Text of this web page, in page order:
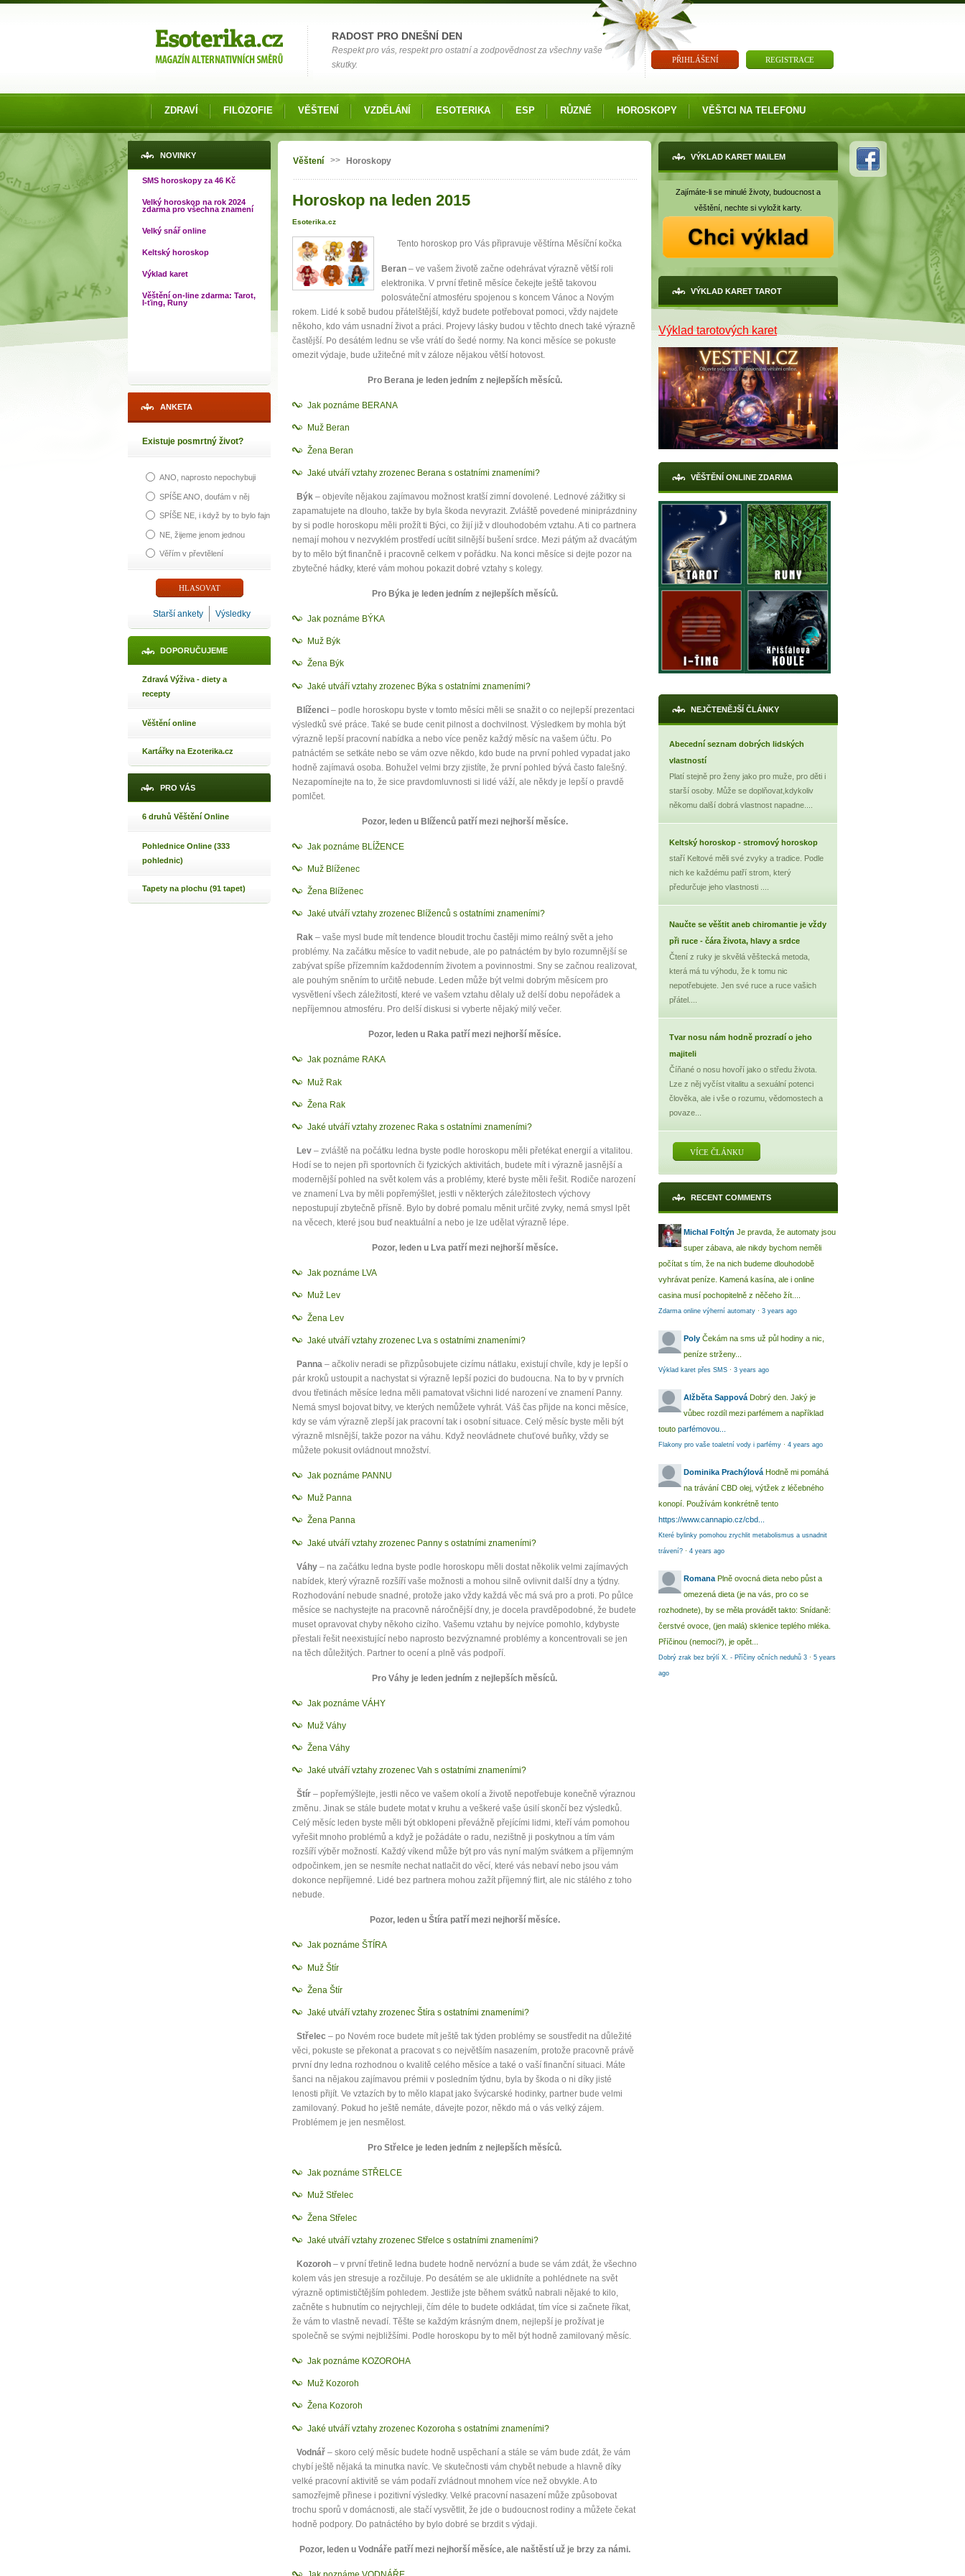
10 tipů pro zdravý a
plnohodnotný život
... všechny tipy zdarma.
Máte pocit, že jste unaveni hned jak ráno vstanete?
Nemusí to tak být - ZJISTĚTE ZDARMA!
Jak mít více energie každý den
Jak vnést do života rovnováhu
Jak být šťastnější
X
RADOST PRO DNEŠNÍ DEN
Respekt pro vás, respekt pro ostatní a zodpovědnost za všechny vaše
skutky.
PŘIHLÁŠENÍ REGISTRACE
ZDRAVÍ FILOZOFIE VĚŠTENÍ VZDĚLÁNÍ ESOTERIKA ESP RŮZNÉ HOROSKOPY VĚŠTCI NA TELEFONU
NOVINKY
SMS horoskopy za 46 Kč
Velký horoskop na rok 2024
zdarma pro všechna znamení
Velký snář online
Keltský horoskop
Výklad karet
Věštění on-line zdarma: Tarot,
I-ťing, Runy
ANKETA
Existuje posmrtný život?
ANO, naprosto nepochybuji
SPÍŠE ANO, doufám v něj
SPÍŠE NE, i když by to bylo fajn
NE, žijeme jenom jednou
Věřím v převtělení
Starší ankety Výsledky
DOPORUČUJEME
Zdravá Výživa - diety a
recepty
Věštění online
Kartářky na Ezoterika.cz
PRO VÁS
6 druhů Věštění Online
Pohlednice Online (333
pohlednic)
Tapety na plochu (91 tapet)
Jste zde
Věštení >> Horoskopy
Horoskop na leden 2015
Esoterika.cz
Tento horoskop pro Vás připravuje věštírna Měsíční kočka
Beran – ve vašem životě začne odehrávat výrazně větší roli
elektronika. V první třetině měsíce čekejte ještě takovou
polosváteční atmosféru spojenou s koncem Vánoc a Novým
rokem. Lidé k sobě budou přátelštější, když budete potřebovat pomoci, vždy najdete
někoho, kdo vám usnadní život a práci. Projevy lásky budou v těchto dnech také výrazně
častější. Po desátém lednu se vše vrátí do šedé normy. Na konci měsíce se pokuste
omezit výdaje, bude užitečné mít v záloze nějakou větší hotovost.
Pro Berana je leden jedním z nejlepších měsíců.
Jak poznáme BERANA
Muž Beran
Žena Beran
Jaké utváří vztahy zrozenec Berana s ostatními znameními?
Býk – objevíte nějakou zajímavou možnost kratší zimní dovolené. Lednové zážitky si
zapamatujete na dlouho, takže by byla škoda nevyrazit. Zvláště povedené miniprázdniny
by si podle horoskopu měli prožít ti Býci, co žijí již v dlouhodobém vztahu. A ti co partnera
nemají mohou v nezvyklém prostředí ucítit silnější bušení srdce. Mezi pátým až dvacátým
by to mělo být finančně i pracovně celkem v pořádku. Na konci měsíce si dejte pozor na
zbytečné hádky, které vám mohou pokazit dobré vztahy s kolegy.
Pro Býka je leden jedním z nejlepších měsíců.
Jak poznáme BÝKA
Muž Býk
Žena Býk
Jaké utváří vztahy zrozenec Býka s ostatními znameními?
Blíženci – podle horoskopu byste v tomto měsíci měli se snažit o co nejlepší prezentaci
výsledků své práce. Také se bude cenit pilnost a dochvilnost. Výsledkem by mohla být
výrazně lepší pracovní nabídka a nebo více peněz každý měsíc na vašem účtu. Po
patnáctém se setkáte nebo se vám ozve někdo, kdo bude na první pohled vypadat jako
hodně zajímavá osoba. Bohužel velmi brzy zjistíte, že první pohled bývá často falešný.
Nezapomínejte na to, že sice pravdomluvnosti si lidé váží, ale někdy je lepší o pravdě
pomlčet.
Pozor, leden u Blíženců patří mezi nejhorší měsíce.
Jak poznáme BLÍŽENCE
Muž Blíženec
Žena Blíženec
Jaké utváří vztahy zrozenec Blíženců s ostatními znameními?
Rak – vaše mysl bude mít tendence bloudit trochu častěji mimo reálný svět a jeho
problémy. Na začátku měsíce to vadit nebude, ale po patnáctém by bylo rozumnější se
zabývat spíše přízemním každodenním životem a povinnostmi. Sny se začnou realizovat,
ale pouhým sněním to určitě nebude. Leden může být velmi dobrým měsícem pro
vysvětlení všech záležitostí, které ve vašem vztahu dělaly už delší dobu nepořádek a
nepříjemnou atmosféru. Pro delší diskusi si vyberte nějaký milý večer.
Pozor, leden u Raka patří mezi nejhorší měsíce.
Jak poznáme RAKA
Muž Rak
Žena Rak
Jaké utváří vztahy zrozenec Raka s ostatními znameními?
Lev – zvláště na počátku ledna byste podle horoskopu měli přetékat energií a vitalitou.
Hodí se to nejen při sportovních či fyzických aktivitách, budete mít i výrazně jasnější a
modernější pohled na svět kolem vás a problémy, které byste měli řešit. Rodiče narození
ve znamení Lva by měli popřemýšlet, jestli v některých záležitostech výchovy
nepostupují zbytečně přísně. Bylo by dobré pomalu měnit určité zvyky, nemá smysl lpět
na věcech, které jsou buď neaktuální a nebo je lze udělat výrazně lépe.
Pozor, leden u Lva patří mezi nejhorší měsíce.
Jak poznáme LVA
Muž Lev
Žena Lev
Jaké utváří vztahy zrozenec Lva s ostatními znameními?
Panna – ačkoliv neradi se přizpůsobujete cizímu nátlaku, existují chvíle, kdy je lepší o
pár kroků ustoupit a nachystat si výrazně lepší pozici do budoucna. Na to by v prvních
dvou třetinách měsíce ledna měli pamatovat všichni lidé narození ve znamení Panny.
Nemá smysl bojovat bitvy, ve kterých nemůžete vyhrát. Váš čas přijde na konci měsíce,
kdy se vám výrazně zlepší jak pracovní tak i osobní situace. Celý měsíc byste měli být
výrazně mlsnější, takže pozor na váhu. Když neovládnete chuťové buňky, vždy se
můžete pokusit ovládnout množství.
Jak poznáme PANNU
Muž Panna
Žena Panna
Jaké utváří vztahy zrozenec Panny s ostatními znameními?
Váhy – na začátku ledna byste podle horoskopu měli dostat několik velmi zajímavých
nabídek, který výrazně rozšíří vaše možnosti a mohou silně ovlivnit další dny a týdny.
Rozhodování nebude snadné, protože jako vždy každá věc má svá pro a proti. Po půlce
měsíce se nachystejte na pracovně náročnější dny, je docela pravděpodobné, že budete
muset opravovat chyby někoho cizího. Vašemu vztahu by nejvíce pomohlo, kdybyste
přestali řešit neexistující nebo naprosto bezvýznamné problémy a koncentrovali se jen
na těch důležitých. Partner to ocení a plně vás podpoří.
Pro Váhy je leden jedním z nejlepších měsíců.
Jak poznáme VÁHY
Muž Váhy
Žena Váhy
Jaké utváří vztahy zrozenec Vah s ostatními znameními?
Štír – popřemýšlejte, jestli něco ve vašem okolí a životě nepotřebuje konečně výraznou
změnu. Jinak se stále budete motat v kruhu a veškeré vaše úsilí skončí bez výsledků.
Celý měsíc leden byste měli být obklopeni převážně přejícími lidmi, kteří vám pomohou
vyřešit mnoho problémů a když je požádáte o radu, nezištně ji poskytnou a tím vám
rozšíří výběr možností. Každý víkend může být pro vás nyní malým svátkem a příjemným
odpočinkem, jen se nesmíte nechat natlačit do věcí, které vás nebaví nebo jsou vám
dokonce nepříjemné. Lidé bez partnera mohou zažít příjemný flirt, ale nic stálého z toho
nebude.
Pozor, leden u Štíra patří mezi nejhorší měsíce.
Jak poznáme ŠTÍRA
Muž Štír
Žena Štír
Jaké utváří vztahy zrozenec Štíra s ostatními znameními?
Střelec – po Novém roce budete mít ještě tak týden problémy se soustředit na důležité
věci, pokuste se překonat a pracovat s co největším nasazením, protože pracovně právě
první dny ledna rozhodnou o kvalitě celého měsíce a také o vaší finanční situaci. Máte
šanci na nějakou zajímavou prémii v posledním týdnu, byla by škoda o ni díky jisté
lenosti přijít. Ve vztazích by to mělo klapat jako švýcarské hodinky, partner bude velmi
zamilovaný. Pokud ho ještě nemáte, dávejte pozor, někdo má o vás velký zájem.
Problémem je jen nesmělost.
Pro Střelce je leden jedním z nejlepších měsíců.
Jak poznáme STŘELCE
Muž Střelec
Žena Střelec
Jaké utváří vztahy zrozenec Střelce s ostatními znameními?
Kozoroh – v první třetině ledna budete hodně nervózní a bude se vám zdát, že všechno
kolem vás jen stresuje a rozčiluje. Po desátém se ale uklidníte a pohlédnete na svět
výrazně optimističtějším pohledem. Jestliže jste během svátků nabrali nějaké to kilo,
začněte s hubnutím co nejrychleji, čím déle to budete odkládat, tím více si začnete říkat,
že vám to vlastně nevadí. Těšte se každým krásným dnem, nejlepší je prožívat je
společně se svými nejbližšími. Podle horoskopu by to měl být hodně zamilovaný měsíc.
Jak poznáme KOZOROHA
Muž Kozoroh
Žena Kozoroh
Jaké utváří vztahy zrozenec Kozoroha s ostatními znameními?
Vodnář – skoro celý měsíc budete hodně uspěchaní a stále se vám bude zdát, že vám
chybí ještě nějaká ta minutka navíc. Ve skutečnosti vám chybět nebude a hlavně díky
velké pracovní aktivitě se vám podaří zvládnout mnohem více než obvykle. A to
samozřejmě přinese i pozitivní výsledky. Velké pracovní nasazení může způsobovat
trochu sporů v domácnosti, ale stačí vysvětlit, že jde o budoucnost rodiny a můžete čekat
hodně podpory. Do patnáctého by bylo dobré se brzdit s výdaji.
Pozor, leden u Vodnáře patří mezi nejhorší měsíce, ale naštěstí už je brzy za námi.
VÝKLAD KARET MAILEM
Zajímáte-li se minulé životy, budoucnost a
věštění, nechte si vyložit karty.
VÝKLAD KARET TAROT
Výklad tarotových karet
VĚŠTĚNÍ ONLINE ZDARMA
NEJČTENĚJŠÍ ČLÁNKY
Abecední seznam dobrých lidských
vlastností
Platí stejně pro ženy jako pro muže, pro děti i
starší osoby. Může se doplňovat,kdykoliv
někomu další dobrá vlastnost napadne....
Keltský horoskop - stromový horoskop
staří Keltové měli své zvyky a tradice. Podle
nich ke každému patří strom, který
předurčuje jeho vlastnosti ....
Naučte se věštit aneb chiromantie je vždy
při ruce - čára života, hlavy a srdce
Čtení z ruky je skvělá věštecká metoda,
která má tu výhodu, že k tomu nic
nepotřebujete. Jen své ruce a ruce vašich
přátel....
Tvar nosu nám hodně prozradí o jeho
majiteli
Číňané o nosu hovoří jako o středu života.
Lze z něj vyčíst vitalitu a sexuální potenci
člověka, ale i vše o rozumu, vědomostech a
povaze...
VÍCE ČLÁNKU
RECENT COMMENTS
Michal Foltýn Je pravda, že automaty jsou
super zábava, ale nikdy bychom neměli
počítat s tím, že na nich budeme dlouhodobě
vyhrávat peníze. Kamená kasína, ale i online
casina musí pochopitelně z něčeho žít....
Zdarma online výherní automaty · 3 years ago
Poly Čekám na sms už půl hodiny a nic,
peníze strženy...
Výklad karet přes SMS · 3 years ago
Alžběta Sappová Dobrý den. Jaký je
vůbec rozdíl mezi parfémem a například
touto parfémovou...
Flakony pro vaše toaletní vody i parfémy · 4 years ago
Dominika Prachýlová Hodně mi pomáhá
na trávání CBD olej, výtžek z léčebného
konopí. Používám konkrétně tento
https://www.cannapio.cz/cbd...
Které bylinky pomohou zrychlit metabolismus a usnadnit
trávení? · 4 years ago
Romana Plně ovocná dieta nebo půst a
omezená dieta (je na vás, pro co se
rozhodnete), by se měla provádět takto: Snídaně:
čerstvé ovoce, (jen malá) sklenice teplého mléka.
Příčinou (nemoci?), je opět...
Dobrý zrak bez brýlí X. - Příčiny očních neduhů 3 · 5 years
ago